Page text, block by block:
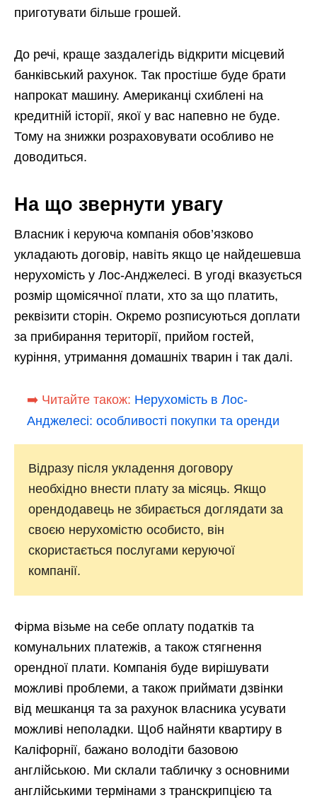
приготувати більше грошей.
До речі, краще заздалегідь відкрити місцевий
банківський рахунок. Так простіше буде брати
напрокат машину. Американці схиблені на
кредитній історії, якої у вас напевно не буде.
Тому на знижки розраховувати особливо не
доводиться.
На що звернути увагу
Власник і керуюча компанія обов’язково
укладають договір, навіть якщо це найдешевша
нерухомість у Лос-Анджелесі. В угоді вказується
розмір щомісячної плати, хто за що платить,
реквізити сторін. Окремо розписуються доплати
за прибирання території, прийом гостей,
куріння, утримання домашніх тварин і так далі.
➡️ Читайте також: Нерухомість в Лос-
Анджелесі: особливості покупки та оренди
Відразу після укладення договору
необхідно внести плату за місяць. Якщо
орендодавець не збирається доглядати за
своєю нерухомістю особисто, він
скористається послугами керуючої
компанії.
Фірма візьме на себе оплату податків та
комунальних платежів, а також стягнення
орендної плати. Компанія буде вирішувати
можливі проблеми, а також приймати дзвінки
від мешканця та за рахунок власника усувати
можливі неполадки. Щоб найняти квартиру в
Каліфорнії, бажано володіти базовою
англійською. Ми склали табличку з основними
англійськими термінами з транскрипцією та